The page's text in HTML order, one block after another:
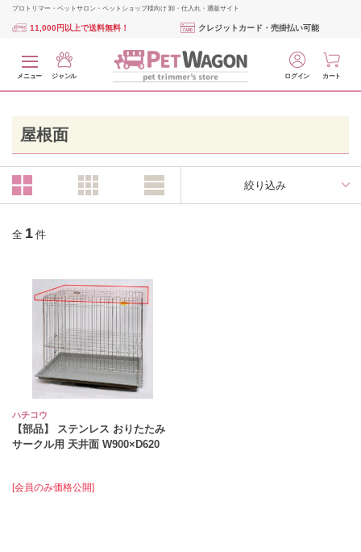
プロトリマー・ペットサロン・ペットショップ様向け 卸・仕入れ・通販サイト
11,000円以上で送料無料！ クレジットカード・売掛払い可能
メニュー ジャンル ログイン カート
屋根面
絞り込み
全 1 件
ハチコウ
【部品】 ステンレス おりたたみ
サークル用 天井面 W900×D620
[会員のみ価格公開]